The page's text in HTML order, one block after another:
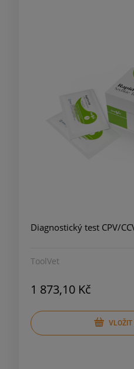
Diagnostický test CPV/
ToolVet
1 873,10 Kč
VLOŽIT